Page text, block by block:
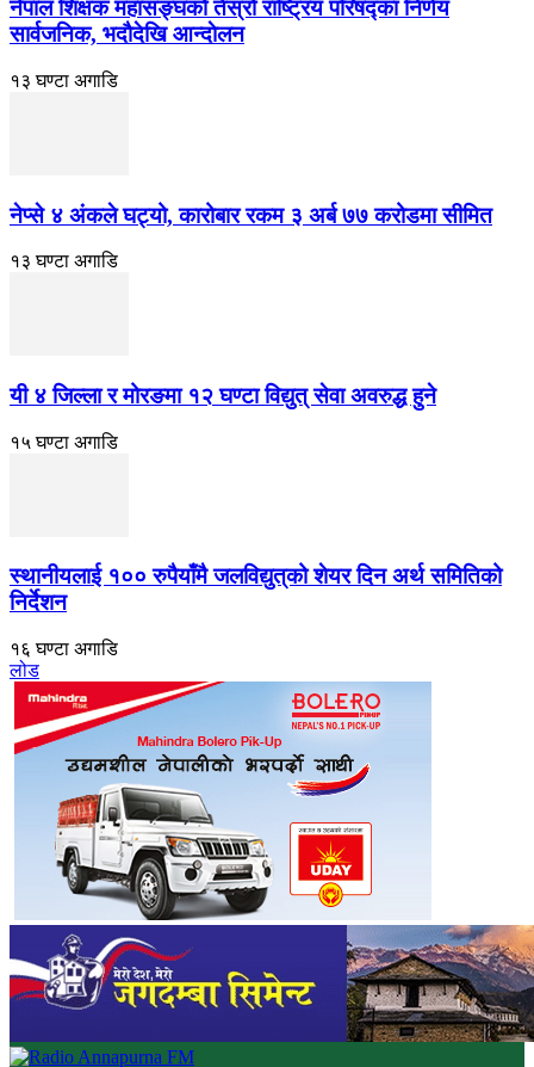
नेपाल शिक्षक महासङ्घको तेस्रो राष्ट्रिय परिषद्का निर्णय
सार्वजनिक, भदाैदेखि आन्दाेलन
१३ घण्टा अगाडि
नेप्से ४ अंकले घट्यो, कारोबार रकम ३ अर्ब ७७ करोडमा सीमित
१३ घण्टा अगाडि
यी ४ जिल्ला र मोरङमा १२ घण्टा विद्युत् सेवा अवरुद्ध हुने
१५ घण्टा अगाडि
स्थानीयलाई १०० रुपैयाँमै जलविद्युत्‌को शेयर दिन अर्थ समितिको
निर्देशन
१६ घण्टा अगाडि
लोड